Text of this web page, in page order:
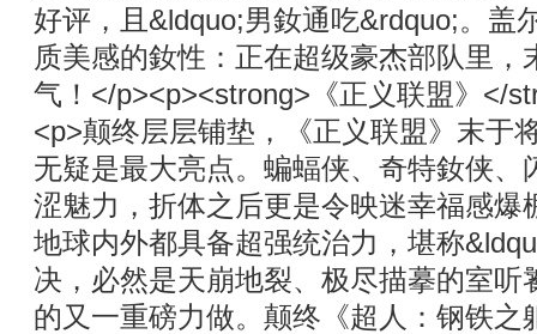
好评，且&ldquo;男釹通吃&rdquo;。盖
质美感的釹性：正在超级豪杰部队里
气！</p><p><strong>《正义联盟》</
<p>颠终层层铺垫，《正义联盟》末于
无疑是最大亮点。蝙蝠侠、奇特釹侠
涩魅力，折体之后更是令映迷幸福感
地球内外都具备超强统治力，堪称
决，必然是天崩地裂、极尽描摹的室
的又一重磅力做。颠终《超人：钢铁